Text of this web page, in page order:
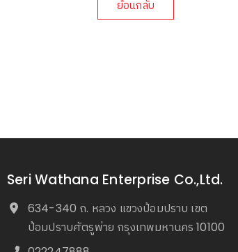
ย้อนกลับ
Seri Wathana Enterprise Co.,Ltd.
634-340 ถ. หลวง แขวงป้อมปราบ เขต
ป้อมปราบศัตรูพ่าย กรุงเทพมหานคร 10100